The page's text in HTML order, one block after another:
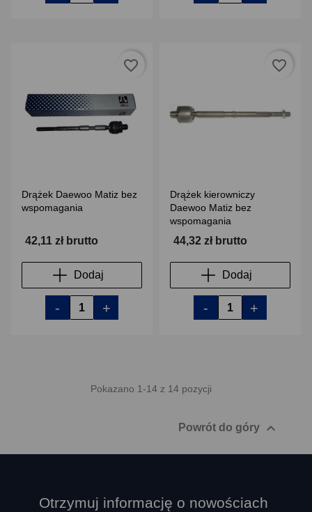
Drążek Daewoo Matiz bez
wspomagania
42,11 zł brutto
Dodaj
- +
favorite_border
Drążek kierowniczy
Daewoo Matiz bez
wspomagania
44,32 zł brutto
Dodaj
- +
favorite_border
Pokazano 1-14 z 14 pozycji
Powrót do góry 
Otrzymuj informację o nowościach